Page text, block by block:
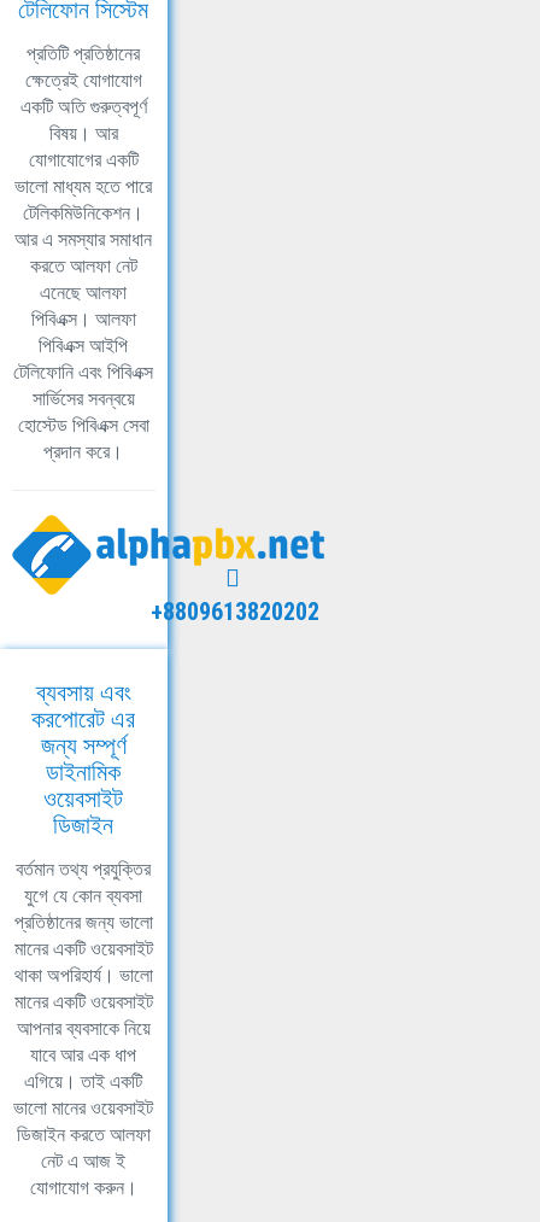
টেলিফোন সিস্টেম
প্রতিটি প্রতিষ্ঠানের
ক্ষেত্রেই যোগাযোগ
একটি অতি গুরুত্বপূর্ণ
বিষয়। আর
যোগাযোগের একটি
ভালো মাধ্যম হতে পারে
টেলিকমিউনিকেশন।
আর এ সমস্যার সমাধান
করতে আলফা নেট
এনেছে আলফা
পিবিএক্স। আলফা
পিবিএক্স আইপি
টেলিফোনি এবং পিবিএক্স
সার্ভিসের সবন্বয়ে
হোস্টেড পিবিএক্স সেবা
প্রদান করে।
+8809613820202
ব্যবসায় এবং
করপোরেট এর
জন্য সম্পূর্ণ
ডাইনামিক
ওয়েবসাইট
ডিজাইন
বর্তমান তথ্য প্রযুক্তির
যুগে যে কোন ব্যবসা
প্রতিষ্ঠানের জন্য ভালো
মানের একটি ওয়েবসাইট
থাকা অপরিহার্য। ভালো
মানের একটি ওয়েবসাইট
আপনার ব্যবসাকে নিয়ে
যাবে আর এক ধাপ
এগিয়ে। তাই একটি
ভালো মানের ওয়েবসাইট
ডিজাইন করতে আলফা
নেট এ আজ ই
যোগাযোগ করুন।